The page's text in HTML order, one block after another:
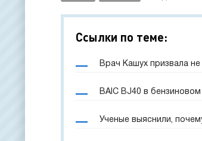
Ссылки по теме:
Врач Кашух призвала
BAIC BJ40 в
Ученые выяснили,